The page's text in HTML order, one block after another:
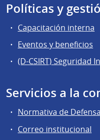
Políticas y
Capacitación interna
Eventos y beneficios
(D-CSIRT) Seguridad
Servicios a la
Normativa de Defensa
Correo institucional